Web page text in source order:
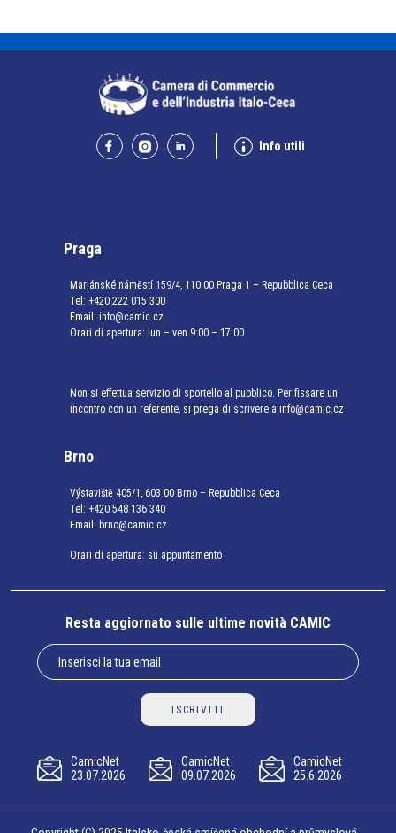
Info utili
Praga
Mariánské náměstí 159/4, 110 00 Praga 1 – Repubblica Ceca
Tel: +420 222 015 300
Email: info@camic.cz
Orari di apertura: lun – ven 9:00 – 17:00
Non si effettua servizio di sportello al pubblico. Per fissare un
incontro con un referente, si prega di scrivere a info@camic.cz
Brno
Výstaviště 405/1, 603 00 Brno – Repubblica Ceca
Tel: +420 548 136 340
Email: brno@camic.cz
Orari di apertura: su appuntamento
Resta aggiornato sulle ultime novità CAMIC
ISCRIVITI
CamicNet
23.07.2026
CamicNet
09.07.2026
CamicNet
25.6.2026